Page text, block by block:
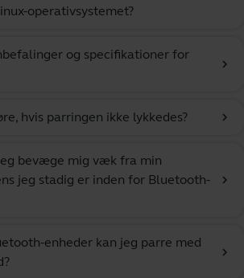
operativsystemet?
og specifikationer for
chevron_right
hvis parringen ikke lykkedes? chevron_right
bevæge mig væk fra min
jeg stadig er inden for Bluetooth-
chevron_right
enheder kan jeg parre med
chevron_right